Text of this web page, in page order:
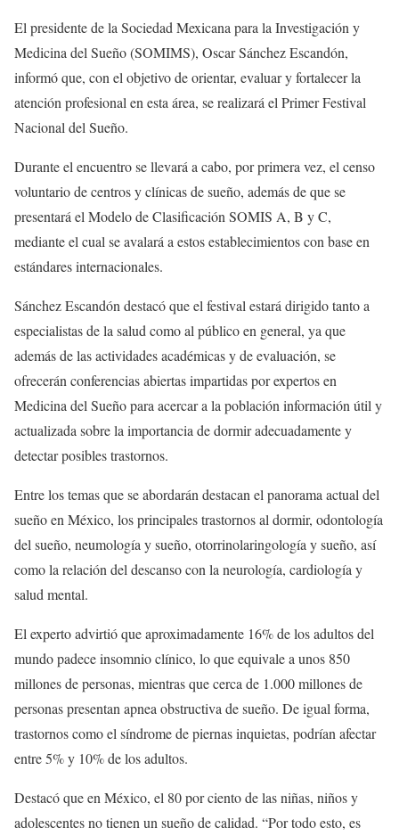
El presidente de la Sociedad Mexicana para la Investigación y
Medicina del Sueño (SOMIMS), Oscar Sánchez Escandón,
informó que, con el objetivo de orientar, evaluar y fortalecer la
atención profesional en esta área, se realizará el Primer Festival
Nacional del Sueño.
Durante el encuentro se llevará a cabo, por primera vez, el censo
voluntario de centros y clínicas de sueño, además de que se
presentará el Modelo de Clasificación SOMIS A, B y C,
mediante el cual se avalará a estos establecimientos con base en
estándares internacionales.
Sánchez Escandón destacó que el festival estará dirigido tanto a
especialistas de la salud como al público en general, ya que
además de las actividades académicas y de evaluación, se
ofrecerán conferencias abiertas impartidas por expertos en
Medicina del Sueño para acercar a la población información útil y
actualizada sobre la importancia de dormir adecuadamente y
detectar posibles trastornos.
Entre los temas que se abordarán destacan el panorama actual del
sueño en México, los principales trastornos al dormir, odontología
del sueño, neumología y sueño, otorrinolaringología y sueño, así
como la relación del descanso con la neurología, cardiología y
salud mental.
El experto advirtió que aproximadamente 16% de los adultos del
mundo padece insomnio clínico, lo que equivale a unos 850
millones de personas, mientras que cerca de 1.000 millones de
personas presentan apnea obstructiva de sueño. De igual forma,
trastornos como el síndrome de piernas inquietas, podrían afectar
entre 5% y 10% de los adultos.
Destacó que en México, el 80 por ciento de las niñas, niños y
adolescentes no tienen un sueño de calidad. “Por todo esto, es